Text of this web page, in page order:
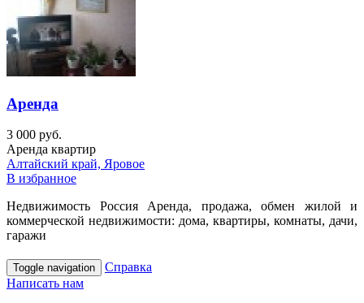
Аренда
3 000 руб.
Аренда квартир
Алтайский край, Яровое
В избранное
Недвижимость Россия Аренда, продажа, обмен жилой и
коммерческой недвижимости: дома, квартиры, комнаты, дачи,
гаражи
Toggle navigation
Справка
Написать нам